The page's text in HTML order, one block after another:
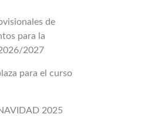
de
para la
2027
para el curso
2025